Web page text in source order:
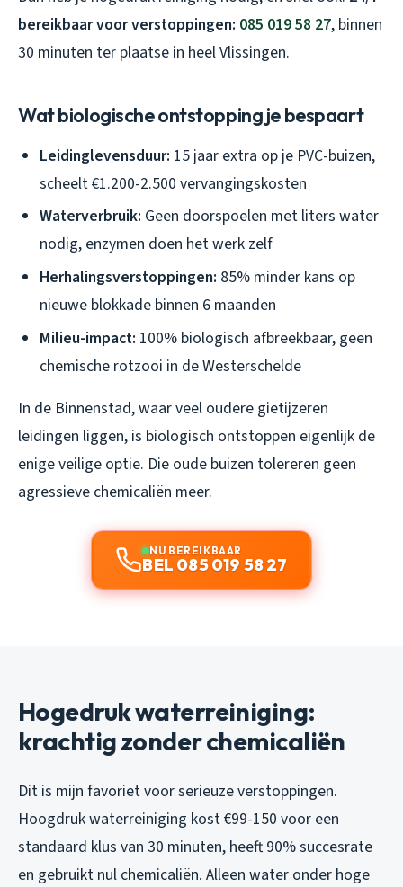
bereikbaar voor verstoppingen: 085 019 58 27, binnen
30 minuten ter plaatse in heel Vlissingen.
Wat biologische ontstopping je bespaart
Leidinglevensduur: 15 jaar extra op je PVC-buizen,
scheelt €1.200-2.500 vervangingskosten
Waterverbruik: Geen doorspoelen met liters water
nodig, enzymen doen het werk zelf
Herhalingsverstoppingen: 85% minder kans op
nieuwe blokkade binnen 6 maanden
Milieu-impact: 100% biologisch afbreekbaar, geen
chemische rotzooi in de Westerschelde
In de Binnenstad, waar veel oudere gietijzeren
leidingen liggen, is biologisch ontstoppen eigenlijk de
enige veilige optie. Die oude buizen tolereren geen
agressieve chemicaliën meer.
NU BEREIKBAAR
BEL 085 019 58 27
Hogedruk waterreiniging:
krachtig zonder chemicaliën
Dit is mijn favoriet voor serieuze verstoppingen.
Hoogdruk waterreiniging kost €99-150 voor een
standaard klus van 30 minuten, heeft 90% succesrate
en gebruikt nul chemicaliën. Alleen water onder hoge